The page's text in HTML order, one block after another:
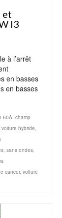
et
I3
à l’arrêt
en basses
en basses
60A, champ
hybride,
, sans ondes,
cancer, voiture